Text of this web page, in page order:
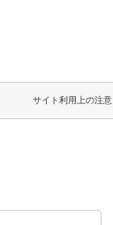
サイト利用上の注意